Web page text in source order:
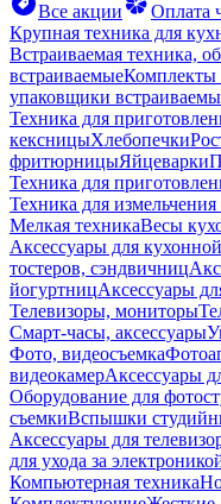
Все акции
Оплата
Крупная техника для
Встраиваемая техника,
встраиваемыеКомплекты
упаковщики
Техника для
кексницыХлебопечки
фритюрницыЯйцеварки
Техника для
Техника для
Мелкая техникаВесы
Аксессуары для
тостеров, сэндвичниц
йогуртницАксессуары
Телевизоры, мониторы
Смарт-часы, аксессуары
Фото, видеосъемка
видеокамерАксессуары
Оборудование для
съемкиВспышки
Аксессуары для
для ухода за
Компьютерная техника